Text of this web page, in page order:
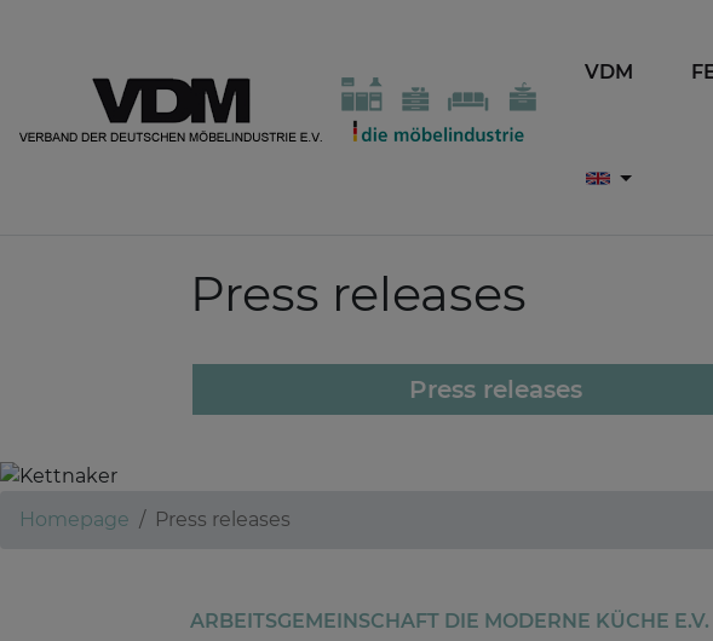
VDM
Press releases
Press releases
Homepage Press releases
ARBEITSGEMEINSCHAFT DIE MODERNE KÜCHE